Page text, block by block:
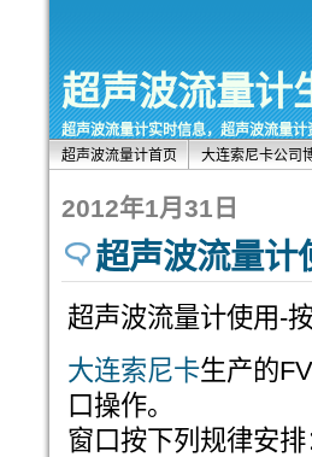
超声波流量计
超声波流量计实时信息，超声波流量
超声波流量计首页
大连索尼卡公司
2012年1月31日
超声波流量计
超声波流量计使用-
大连索尼卡生产的
口操作。
窗口按下列规律安排